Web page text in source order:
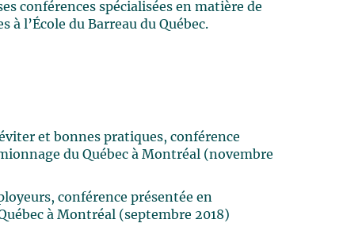
conférences spécialisées en matière de
l’École du Barreau du Québec.
et bonnes pratiques, conférence
du Québec à Montréal (novembre
conférence présentée en
à Montréal (septembre 2018)